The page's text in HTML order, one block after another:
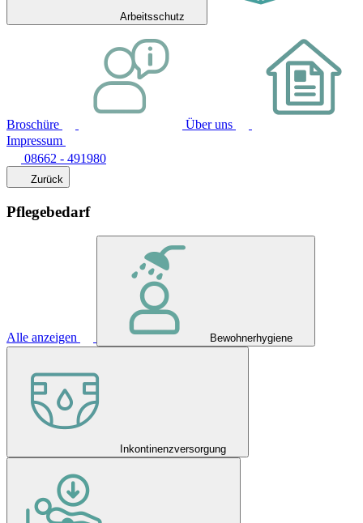
Arbeitsschutz
Broschüre
Über uns
Impressum
08662 - 491980
Zurück
Pflegebedarf
Alle anzeigen Bewohnerhygiene
Inkontinenzversorgung